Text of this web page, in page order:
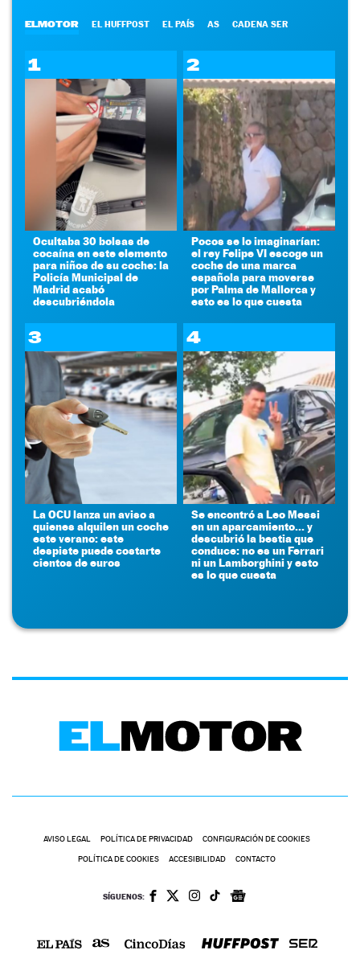
ELMOTOR EL HUFFPOST EL PAÍS AS CADENA SER
1
Ocultaba 30 bolsas de
cocaína en este elemento
para niños de su coche: la
Policía Municipal de
Madrid acabó
descubriéndola
2
Pocos se lo imaginarían:
el rey Felipe VI escoge un
coche de una marca
española para moverse
por Palma de Mallorca y
esto es lo que cuesta
3
La OCU lanza un aviso a
quienes alquilen un coche
este verano: este
despiste puede costarte
cientos de euros
4
Se encontró a Leo Messi
en un aparcamiento... y
descubrió la bestia que
conduce: no es un Ferrari
ni un Lamborghini y esto
es lo que cuesta
AVISO LEGAL POLÍTICA DE PRIVACIDAD CONFIGURACIÓN DE COOKIES
POLÍTICA DE COOKIES ACCESIBILIDAD CONTACTO
SÍGUENOS: